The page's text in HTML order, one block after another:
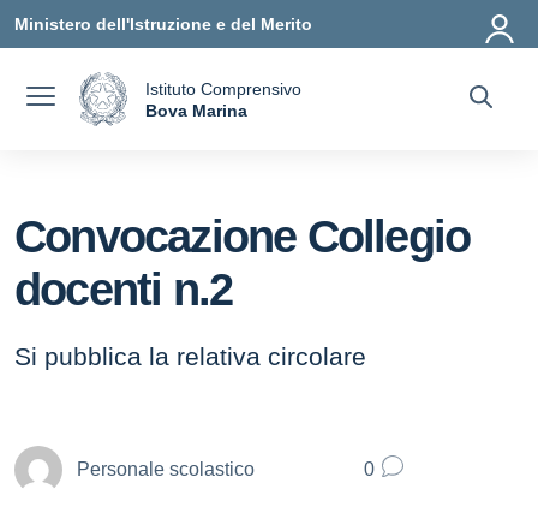
Ministero dell'Istruzione e del Merito
Istituto Comprensivo
Bova Marina
Convocazione Collegio
docenti n.2
Si pubblica la relativa circolare
Personale scolastico 0